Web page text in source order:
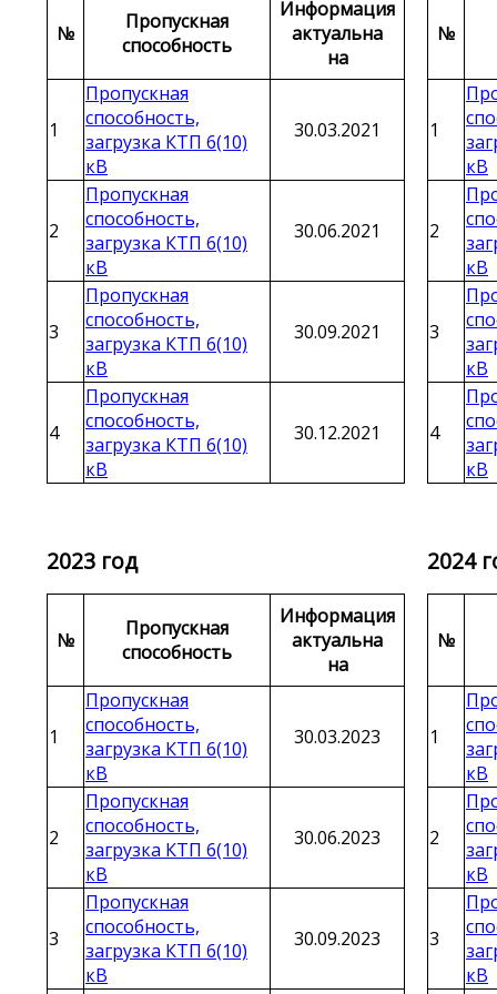
№
Пропускная
способность
Информация
актуальна
на
1
Пропускная
способность,
загрузка КТП 6(10)
кВ
30.03.2021
2
Пропускная
способность,
загрузка КТП 6(10)
кВ
30.06.2021
3
Пропускная
способность,
загрузка КТП 6(10)
кВ
30.09.2021
4
Пропускная
способность,
загрузка КТП 6(10)
кВ
30.12.2021
№
1
кВ
2
кВ
3
кВ
4
кВ
2023 год
№
Пропускная
способность
Информация
актуальна
на
1
Пропускная
способность,
загрузка КТП 6(10)
кВ
30.03.2023
2
Пропускная
способность,
загрузка КТП 6(10)
кВ
30.06.2023
3
Пропускная
способность,
загрузка КТП 6(10)
кВ
30.09.2023
2024
№
1
кВ
2
кВ
3
кВ